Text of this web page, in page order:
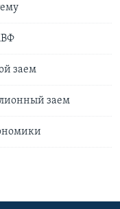
заем
заем